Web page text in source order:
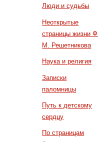
Люди и судьбы
Неоткрытые
страницы жизни Ф.
М. Решетникова
Наука и религия
Записки
паломницы
Путь к детскому
сердцу
По страницам